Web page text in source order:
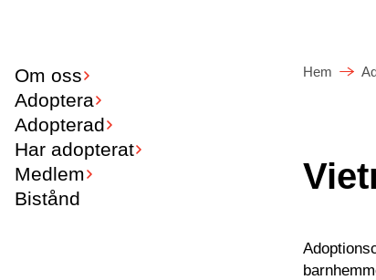
Om oss
Adoptera
Adopterad
Har adopterat
Medlem
Bistånd
Hem